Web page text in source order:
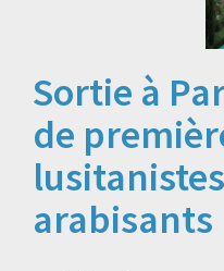
Sortie à
de
arabisants